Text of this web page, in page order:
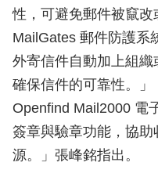
性，可避免郵件被竄
MailGates 郵件防護系
外寄信件自動加上組織
確保信件的可靠性。
Openfind Mail2000 電
簽章與驗章功能，協
源。」張峰銘指出。